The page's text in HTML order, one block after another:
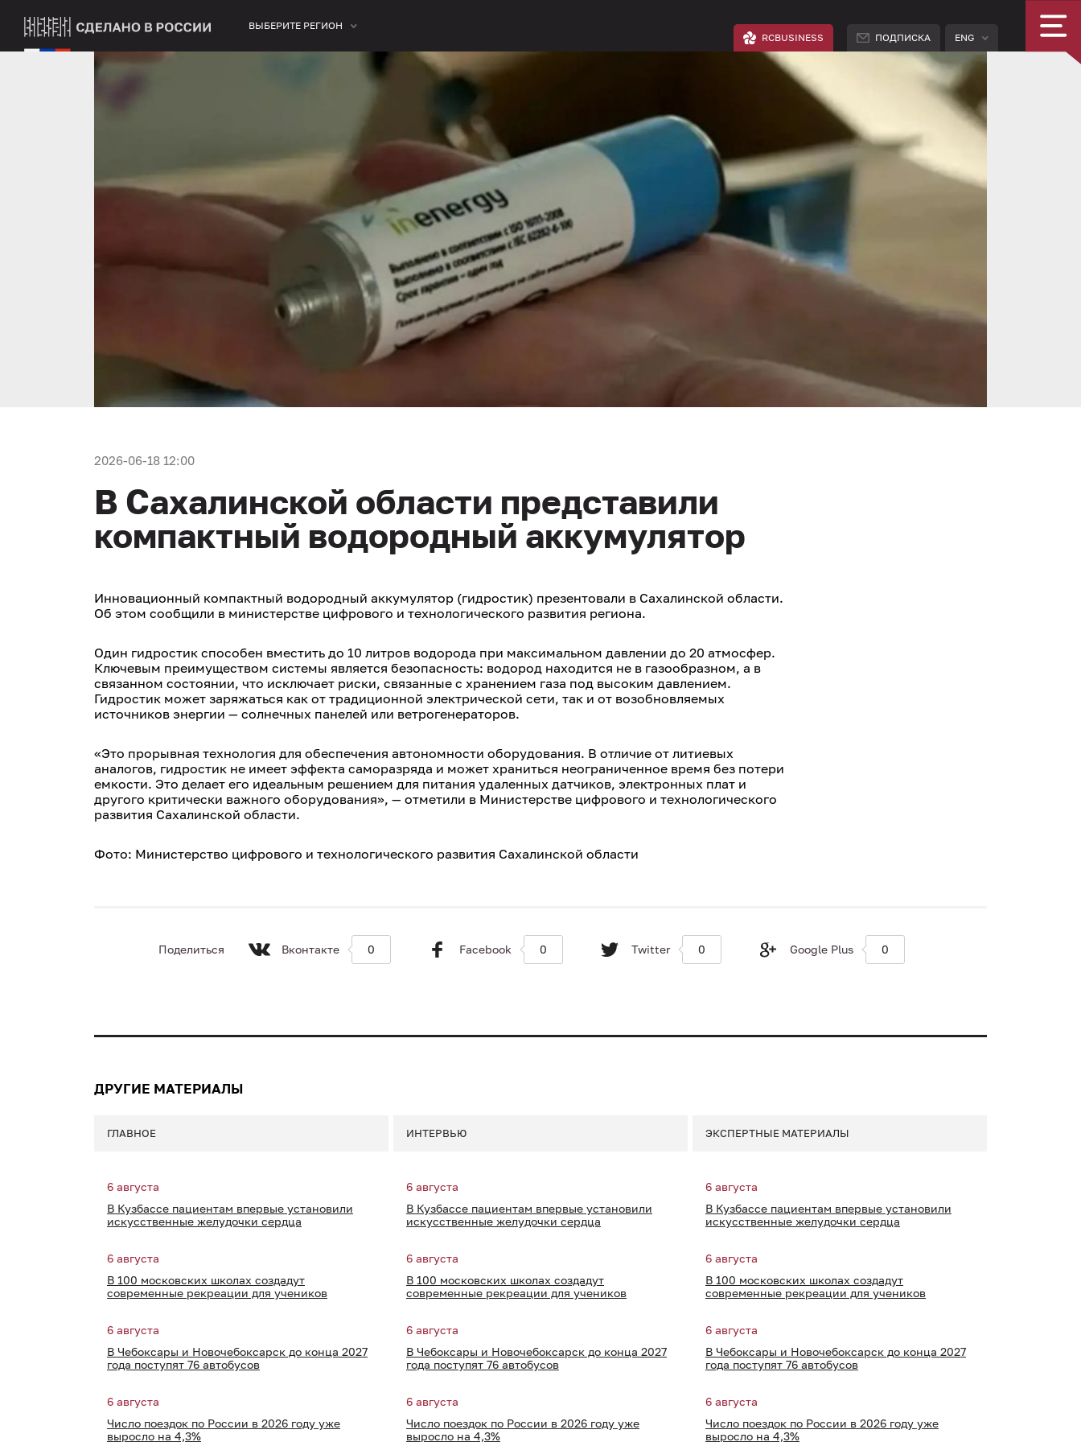
ВЫБЕРИТЕ РЕГИОН
RCBUSINESS
ПОДПИСКА ENG
2026-06-18 12:00
В Сахалинской области представили
компактный водородный аккумулятор
Инновационный компактный водородный аккумулятор (гидростик) презентовали в Сахалинской области.
Об этом сообщили в министерстве цифрового и технологического развития региона.
Один гидростик способен вместить до 10 литров водорода при максимальном давлении до 20 атмосфер.
Ключевым преимуществом системы является безопасность: водород находится не в газообразном, а в
связанном состоянии, что исключает риски, связанные с хранением газа под высоким давлением.
Гидростик может заряжаться как от традиционной электрической сети, так и от возобновляемых
источников энергии — солнечных панелей или ветрогенераторов.
«Это прорывная технология для обеспечения автономности оборудования. В отличие от литиевых
аналогов, гидростик не имеет эффекта саморазряда и может храниться неограниченное время без потери
емкости. Это делает его идеальным решением для питания удаленных датчиков, электронных плат и
другого критически важного оборудования», — отметили в Министерстве цифрового и технологического
развития Сахалинской области.
Фото: Министерство цифрового и технологического развития Сахалинской области
Поделиться Вконтакте 0 Facebook 0 Twitter 0 Google Plus 0
ДРУГИЕ МАТЕРИАЛЫ
ГЛАВНОЕ
6 августа
В Кузбассе пациентам впервые установили
искусственные желудочки сердца
6 августа
В 100 московских школах создадут
современные рекреации для учеников
6 августа
В Чебоксары и Новочебоксарск до конца 2027
года поступят 76 автобусов
6 августа
Число поездок по России в 2026 году уже
выросло на 4,3%
ИНТЕРВЬЮ
6 августа
В Кузбассе пациентам впервые установили
искусственные желудочки сердца
6 августа
В 100 московских школах создадут
современные рекреации для учеников
6 августа
В Чебоксары и Новочебоксарск до конца 2027
года поступят 76 автобусов
6 августа
Число поездок по России в 2026 году уже
выросло на 4,3%
ЭКСПЕРТНЫЕ МАТЕРИАЛЫ
6 августа
В Кузбассе пациентам впервые установили
искусственные желудочки сердца
6 августа
В 100 московских школах создадут
современные рекреации для учеников
6 августа
В Чебоксары и Новочебоксарск до конца 2027
года поступят 76 автобусов
6 августа
Число поездок по России в 2026 году уже
выросло на 4,3%